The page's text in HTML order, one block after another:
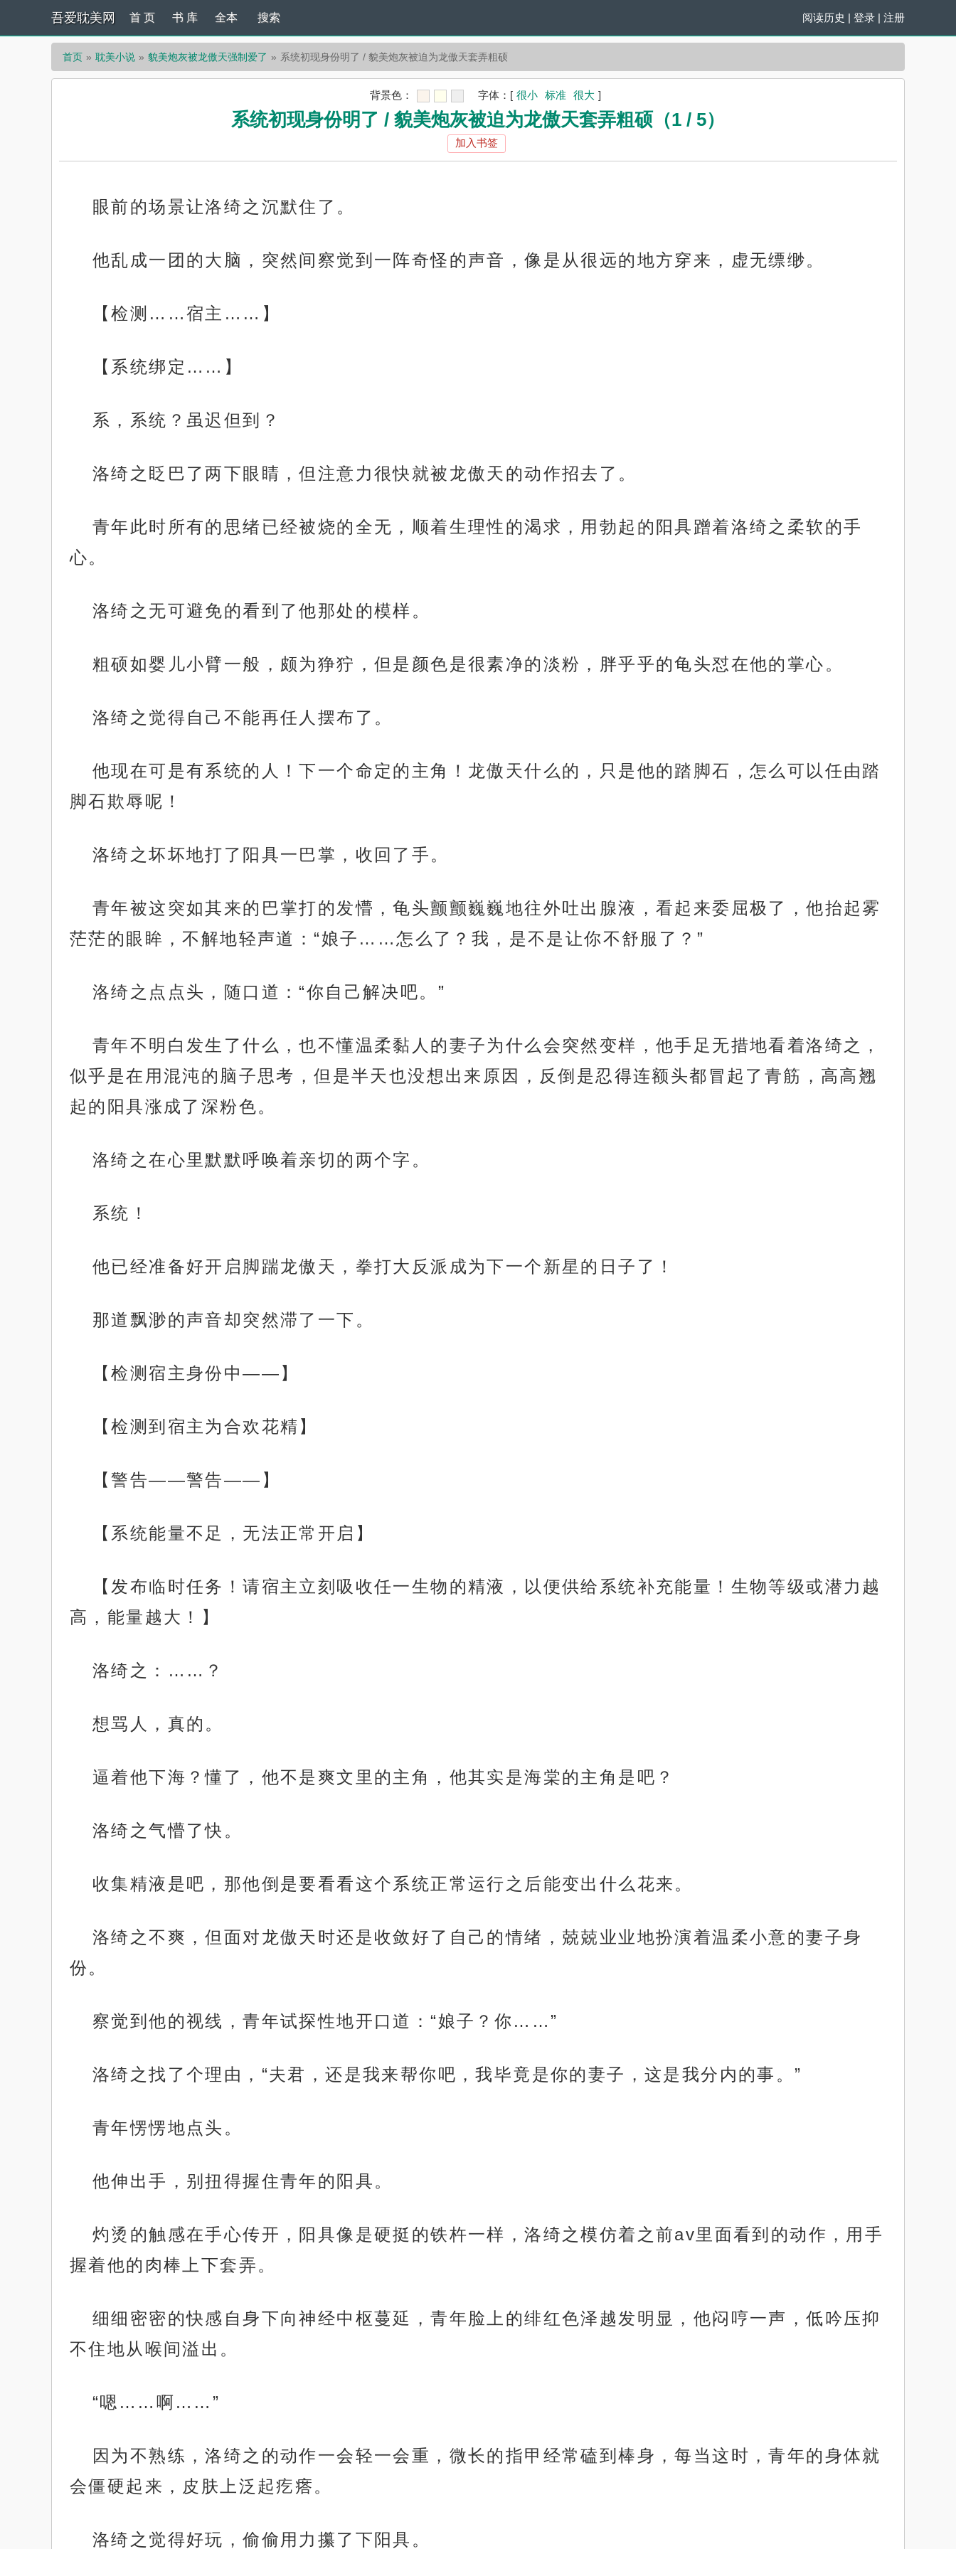
吾爱耽美网 阅读历史 | 登录 | 注册
首 页 书 库 全本 搜索
首页 耽美小说 貌美炮灰被龙傲天强制爱了 系统初现身份明了 / 貌美炮灰被迫为龙傲天套弄粗硕
背景色： 字体： [ 很小 标准 很大 ]
系统初现身份明了 / 貌美炮灰被迫为龙傲天套弄粗硕（1 / 5）
加入书签
眼前的场景让洛绮之沉默住了。
他乱成一团的大脑，突然间察觉到一阵奇怪的声音，像是从很远的地方穿来，虚无缥缈。
【检测……宿主……】
【系统绑定……】
系，系统？虽迟但到？
洛绮之眨巴了两下眼睛，但注意力很快就被龙傲天的动作招去了。
青年此时所有的思绪已经被烧的全无，顺着生理性的渴求，用勃起的阳具蹭着洛绮之柔软的手
心。
洛绮之无可避免的看到了他那处的模样。
粗硕如婴儿小臂一般，颇为狰狞，但是颜色是很素净的淡粉，胖乎乎的龟头怼在他的掌心。
洛绮之觉得自己不能再任人摆布了。
他现在可是有系统的人！下一个命定的主角！龙傲天什么的，只是他的踏脚石，怎么可以任由踏
脚石欺辱呢！
洛绮之坏坏地打了阳具一巴掌，收回了手。
青年被这突如其来的巴掌打的发懵，龟头颤颤巍巍地往外吐出腺液，看起来委屈极了，他抬起雾
茫茫的眼眸，不解地轻声道：“娘子……怎么了？我，是不是让你不舒服了？”
洛绮之点点头，随口道：“你自己解决吧。”
青年不明白发生了什么，也不懂温柔黏人的妻子为什么会突然变样，他手足无措地看着洛绮之，
似乎是在用混沌的脑子思考，但是半天也没想出来原因，反倒是忍得连额头都冒起了青筋，高高翘
起的阳具涨成了深粉色。
洛绮之在心里默默呼唤着亲切的两个字。
系统！
他已经准备好开启脚踹龙傲天，拳打大反派成为下一个新星的日子了！
那道飘渺的声音却突然滞了一下。
【检测宿主身份中——】
【检测到宿主为合欢花精】
【警告——警告——】
【系统能量不足，无法正常开启】
【发布临时任务！请宿主立刻吸收任一生物的精液，以便供给系统补充能量！生物等级或潜力越
高，能量越大！】
洛绮之：……？
想骂人，真的。
逼着他下海？懂了，他不是爽文里的主角，他其实是海棠的主角是吧？
洛绮之气懵了快。
收集精液是吧，那他倒是要看看这个系统正常运行之后能变出什么花来。
洛绮之不爽，但面对龙傲天时还是收敛好了自己的情绪，兢兢业业地扮演着温柔小意的妻子身
份。
察觉到他的视线，青年试探性地开口道：“娘子？你……”
洛绮之找了个理由，“夫君，还是我来帮你吧，我毕竟是你的妻子，这是我分内的事。”
青年愣愣地点头。
他伸出手，别扭得握住青年的阳具。
灼烫的触感在手心传开，阳具像是硬挺的铁杵一样，洛绮之模仿着之前av里面看到的动作，用手
握着他的肉棒上下套弄。
细细密密的快感自身下向神经中枢蔓延，青年脸上的绯红色泽越发明显，他闷哼一声，低吟压抑
不住地从喉间溢出。
“嗯……啊……”
因为不熟练，洛绮之的动作一会轻一会重，微长的指甲经常磕到棒身，每当这时，青年的身体就
会僵硬起来，皮肤上泛起疙瘩。
洛绮之觉得好玩，偷偷用力攥了下阳具。